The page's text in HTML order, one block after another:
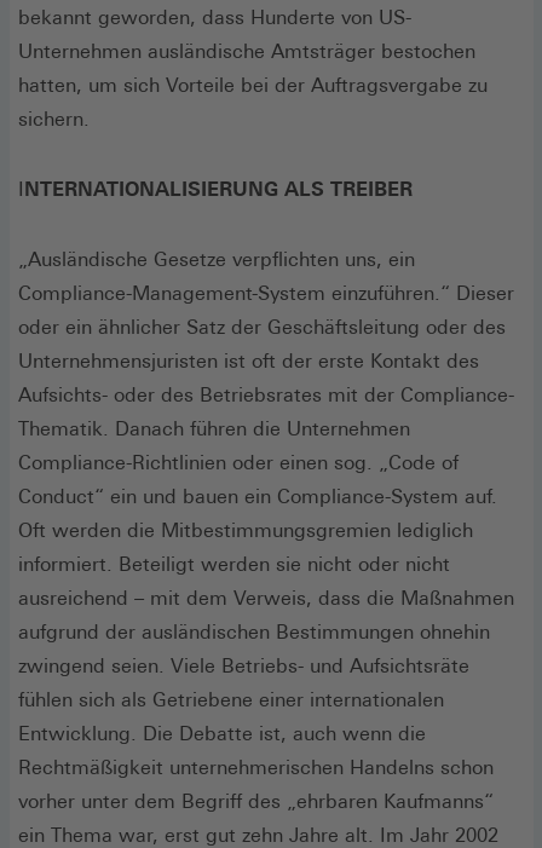
bekannt geworden, dass Hunderte von US-
Unternehmen ausländische Amtsträger bestochen
hatten, um sich Vorteile bei der Auftragsvergabe zu
sichern.
INTERNATIONALISIERUNG ALS TREIBER
„Ausländische Gesetze verpflichten uns, ein
Compliance-Management-System einzuführen.“ Dieser
oder ein ähnlicher Satz der Geschäftsleitung oder des
Unternehmensjuristen ist oft der erste Kontakt des
Aufsichts- oder des Betriebsrates mit der Compliance-
Thematik. Danach führen die Unternehmen
Compliance-Richtlinien oder einen sog. „Code of
Conduct“ ein und bauen ein Compliance-System auf.
Oft werden die Mitbestimmungsgremien lediglich
informiert. Beteiligt werden sie nicht oder nicht
ausreichend – mit dem Verweis, dass die Maßnahmen
aufgrund der ausländischen Bestimmungen ohnehin
zwingend seien. Viele Betriebs- und Aufsichtsräte
fühlen sich als Getriebene einer internationalen
Entwicklung. Die Debatte ist, auch wenn die
Rechtmäßigkeit unternehmerischen Handelns schon
vorher unter dem Begriff des „ehrbaren Kaufmanns“
ein Thema war, erst gut zehn Jahre alt. Im Jahr 2002